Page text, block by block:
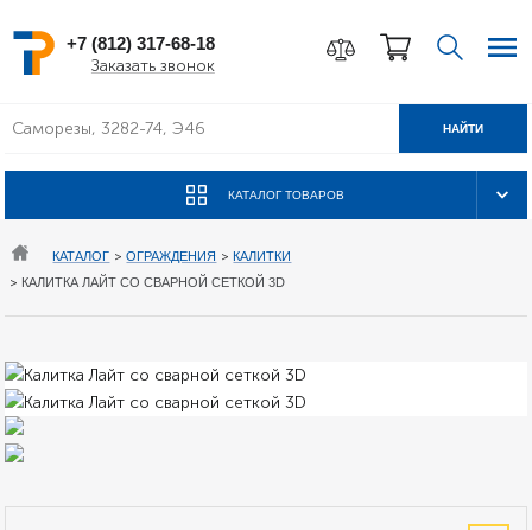
+7 (812) 317-68-18
Заказать звонок
КАТАЛОГ ТОВАРОВ
НАЙТИ
КАТАЛОГ >ОГРАЖДЕНИЯ >КАЛИТКИ
> КАЛИТКА ЛАЙТ СО СВАРНОЙ СЕТКОЙ 3D